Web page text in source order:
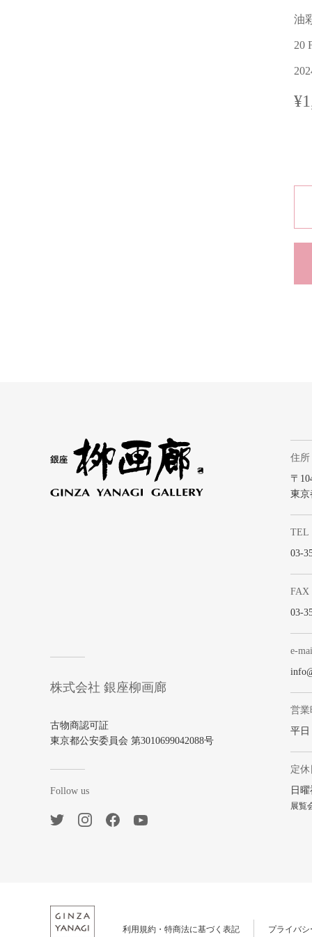
油
20
株式会社 銀座柳画廊
古物商認可証
東京都公安委員会 第3010699042088号
Follow us
住所
〒
東京
TEL
03-
FAX
03-
e-
営業
平日
定休
日
展覧
利用規約・特商法に基づく表記 プライバ